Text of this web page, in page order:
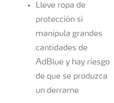
Lleve ropa de
protección si
manipula grandes
cantidades de
AdBlue y hay riesgo
de que se produzca
un derrame